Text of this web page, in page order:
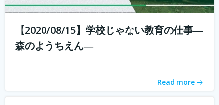
【2020/08/15】学校じゃない教育の仕事―
森のようちえん―
Read more
新型コロナウィルスの拡大に収束が見えない中、私たちは
す。 企業ではテレワークが進み、大学の授業もオンライン
化。これまでインターネットは場所を選ばないと言われつ